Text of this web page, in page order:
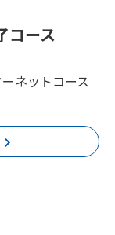
コース
ネットコース